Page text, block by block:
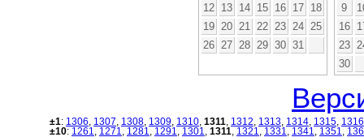
12
13 14 15 16 17
18
19
20 21 22 23 24
25
26
27 28 29 30 31
9
16
23
30
±1: 1306 1307 1308 1309 1310 1311 1312 1313 1314 1315 1316
±10: 1261 1271 1281 1291 1301 1311 1321 1331 1341 1351